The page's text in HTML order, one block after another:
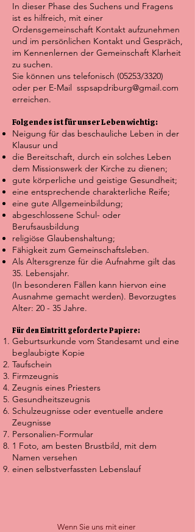
In dieser Phase des Suchens und Fragens
ist es hilfreich, mit einer
Ordensgemeinschaft Kontakt aufzunehmen
und im persönlichen Kontakt und Gespräch,
im Kennenlernen der Gemeinschaft Klarheit
zu suchen.
Sie können uns telefonisch (05253/3320)
oder per E-Mail sspsapdriburg@gmail.com
erreichen.
Folgendes ist für unser Leben wichtig:
Neigung für das beschauliche Leben in der
Klausur und
die Bereitschaft, durch ein solches Leben
dem Missionswerk der Kirche zu dienen;
gute körperliche und geistige Gesundheit;
eine entsprechende charakterliche Reife;
eine gute Allgemeinbildung;
abgeschlossene Schul- oder
Berufsausbildung
religiöse Glaubenshaltung;
Fähigkeit zum Gemeinschaftsleben.
Als Altersgrenze für die Aufnahme gilt das
35. Lebensjahr.
(In besonderen Fällen kann hiervon eine
Ausnahme gemacht werden). Bevorzugtes
Alter: 20 - 35 Jahre.
Für den Eintritt geforderte Papiere:
Geburtsurkunde vom Standesamt und eine
beglaubigte Kopie
Taufschein
Firmzeugnis
Zeugnis eines Priesters
Gesundheitszeugnis
Schulzeugnisse oder eventuelle andere
Zeugnisse
Personalien-Formular
1 Foto, am besten Brustbild, mit dem
Namen versehen
einen selbstverfassten Lebenslauf
Wenn Sie uns mit einer